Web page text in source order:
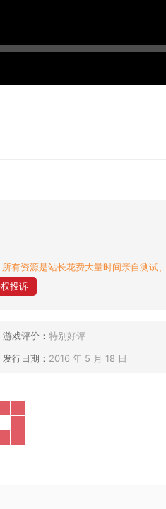
有资源是站长花费大量时间亲自测试
投诉
游戏评价： 特别好评
发行日期： 2016 年 5 月 18 日